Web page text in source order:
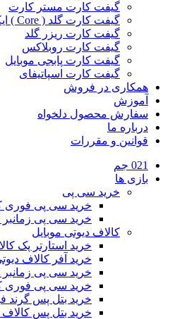
گیفت کارت مستر کارت
گیفت کارت گلد ( Core ) ایکس باکس
گیفت کارت ریزر گلد
گیفت کارت روبلاکس
گیفت کارت پابجی موبایل
گیفت کارت اسپاتیفای
همکاری در فروش
آموزش
سفارش محصول دلخواه
درباره ما
قوانین و مقررات
021 جم
بازی ها
خرید سی پی
خرید سی پی فوری
خرید سی پی زمانبر
کالاف دیوتی موبایل
خرید استارتر پک
خرید آفر کالاف
خرید سی پی زمانبر
خرید سی پی فوری
خرید بتل پس گرند
خرید بتل پس کالاف